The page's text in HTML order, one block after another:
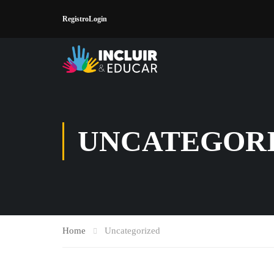
RegistroLogin
Home Uncategorized